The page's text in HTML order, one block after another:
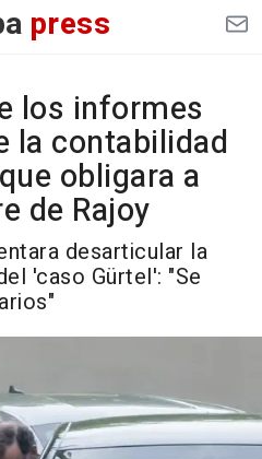
press
los informes
la contabilidad
obligara a
de Rajoy
desarticular la
'caso Gürtel': "Se